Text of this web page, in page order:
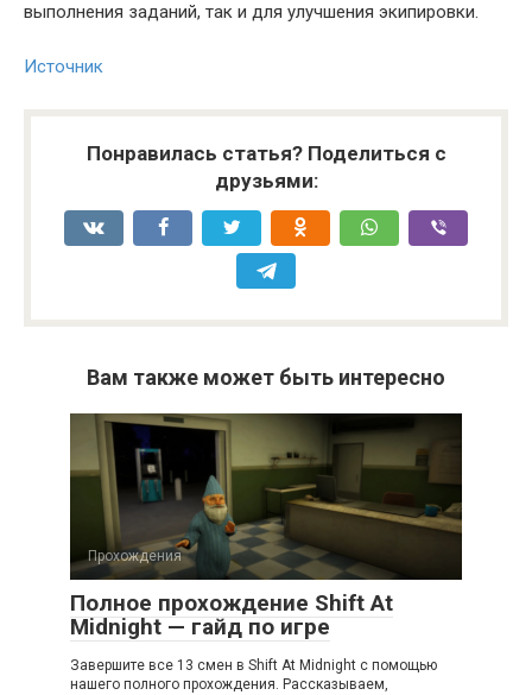
выполнения заданий, так и для улучшения экипировки.
Источник
Понравилась статья? Поделиться с
друзьями:
Вам также может быть интересно
Прохождения
Полное прохождение Shift At
Midnight — гайд по игре
Завершите все 13 смен в Shift At Midnight с помощью
нашего полного прохождения. Рассказываем,